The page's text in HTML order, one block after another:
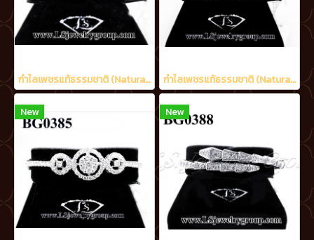
กำไลเพชรแท้ธรรมชาติ (Natural Diamonds) 2.10 Ct. กำไลเพชรแท้ธรรมชาติ (Natural Diamonds) 5.30 Ct.
New New